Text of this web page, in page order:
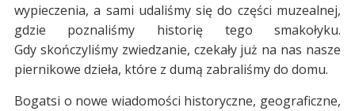
wypieczenia, a sami udaliśmy się do części muzealnej,
gdzie poznaliśmy historię tego smakołyku.
Gdy skończyliśmy zwiedzanie, czekały już na nas nasze
piernikowe dzieła, które z dumą zabraliśmy do domu.
Bogatsi o nowe wiadomości historyczne, geograficzne,